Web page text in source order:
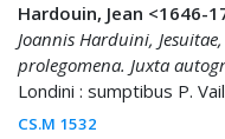
Hardouin, Jean <1646-
Joannis Harduini,
prolegomena. Juxta
Londini : sumptibus P.
CS.M 1532